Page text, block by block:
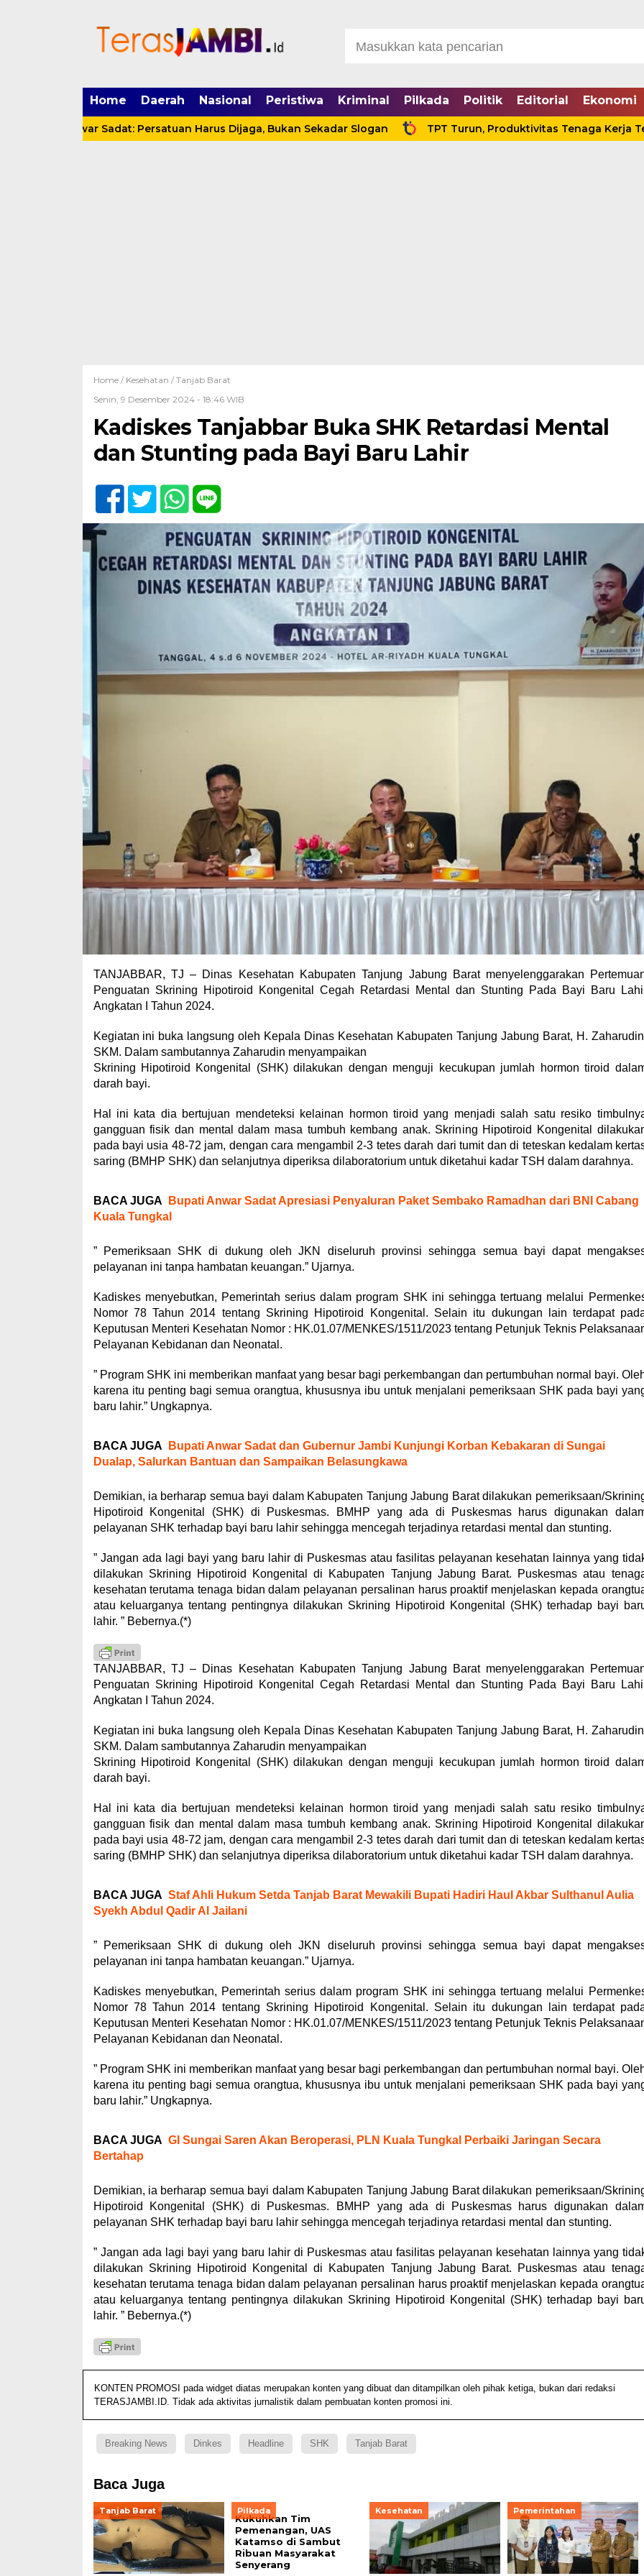
Home Daerah Nasional Peristiwa Kriminal Pilkada Politik Editorial Ekonomi
Sadat: Persatuan Harus Dijaga, Bukan Sekadar Slogan TPT Turun, Produktivitas Tenaga Kerja Tertinggi
Home / Kesehatan / Tanjab Barat
Senin, 9 Desember 2024 - 18:46 WIB
Kadiskes Tanjabbar Buka SHK Retardasi Mental
dan Stunting pada Bayi Baru Lahir
TANJABBAR, TJ – Dinas Kesehatan Kabupaten Tanjung Jabung Barat menyelenggarakan
Penguatan Skrining Hipotiroid Kongenital Cegah Retardasi Mental dan Stunting Pada Bayi Baru
Angkatan I Tahun 2024.
Kegiatan ini buka langsung oleh Kepala Dinas Kesehatan Kabupaten Tanjung Jabung Barat, H.
SKM. Dalam sambutannya Zaharudin menyampaikan
Skrining Hipotiroid Kongenital (SHK) dilakukan dengan menguji kecukupan jumlah hormon tiroid
darah bayi.
Hal ini kata dia bertujuan mendeteksi kelainan hormon tiroid yang menjadi salah satu resiko
gangguan fisik dan mental dalam masa tumbuh kembang anak. Skrining Hipotiroid Kongenital
pada bayi usia 48-72 jam, dengan cara mengambil 2-3 tetes darah dari tumit dan di teteskan kedalam
saring (BMHP SHK) dan selanjutnya diperiksa dilaboratorium untuk diketahui kadar TSH dalam darahnya.
BACA JUGA
Bupati Anwar Sadat Apresiasi Penyaluran Paket Sembako Ramadhan dari BNI Cabang
Kuala Tungkal
” Pemeriksaan SHK di dukung oleh JKN diseluruh provinsi sehingga semua bayi dapat
pelayanan ini tanpa hambatan keuangan.” Ujarnya.
Kadiskes menyebutkan, Pemerintah serius dalam program SHK ini sehingga tertuang melalui
Nomor 78 Tahun 2014 tentang Skrining Hipotiroid Kongenital. Selain itu dukungan lain terdapat
Keputusan Menteri Kesehatan Nomor : HK.01.07/MENKES/1511/2023 tentang Petunjuk Teknis
Pelayanan Kebidanan dan Neonatal.
” Program SHK ini memberikan manfaat yang besar bagi perkembangan dan pertumbuhan normal bayi.
karena itu penting bagi semua orangtua, khususnya ibu untuk menjalani pemeriksaan SHK pada bayi
baru lahir.” Ungkapnya.
BACA JUGA
Bupati Anwar Sadat dan Gubernur Jambi Kunjungi Korban Kebakaran di Sungai
Dualap, Salurkan Bantuan dan Sampaikan Belasungkawa
Demikian, ia berharap semua bayi dalam Kabupaten Tanjung Jabung Barat dilakukan pemeriksaan/
Hipotiroid Kongenital (SHK) di Puskesmas. BMHP yang ada di Puskesmas harus digunakan
pelayanan SHK terhadap bayi baru lahir sehingga mencegah terjadinya retardasi mental dan stunting.
” Jangan ada lagi bayi yang baru lahir di Puskesmas atau fasilitas pelayanan kesehatan lainnya yang
dilakukan Skrining Hipotiroid Kongenital di Kabupaten Tanjung Jabung Barat. Puskesmas atau
kesehatan terutama tenaga bidan dalam pelayanan persalinan harus proaktif menjelaskan kepada
atau keluarganya tentang pentingnya dilakukan Skrining Hipotiroid Kongenital (SHK) terhadap bayi
lahir. ” Bebernya.(*)
TANJABBAR, TJ – Dinas Kesehatan Kabupaten Tanjung Jabung Barat menyelenggarakan
Penguatan Skrining Hipotiroid Kongenital Cegah Retardasi Mental dan Stunting Pada Bayi Baru
Angkatan I Tahun 2024.
Kegiatan ini buka langsung oleh Kepala Dinas Kesehatan Kabupaten Tanjung Jabung Barat, H.
SKM. Dalam sambutannya Zaharudin menyampaikan
Skrining Hipotiroid Kongenital (SHK) dilakukan dengan menguji kecukupan jumlah hormon tiroid
darah bayi.
Hal ini kata dia bertujuan mendeteksi kelainan hormon tiroid yang menjadi salah satu resiko
gangguan fisik dan mental dalam masa tumbuh kembang anak. Skrining Hipotiroid Kongenital
pada bayi usia 48-72 jam, dengan cara mengambil 2-3 tetes darah dari tumit dan di teteskan kedalam
saring (BMHP SHK) dan selanjutnya diperiksa dilaboratorium untuk diketahui kadar TSH dalam darahnya.
BACA JUGA Staf Ahli Hukum Setda Tanjab Barat Mewakili Bupati Hadiri Haul Akbar Sulthanul Aulia
Syekh Abdul Qadir Al Jailani
” Pemeriksaan SHK di dukung oleh JKN diseluruh provinsi sehingga semua bayi dapat
pelayanan ini tanpa hambatan keuangan.” Ujarnya.
Kadiskes menyebutkan, Pemerintah serius dalam program SHK ini sehingga tertuang melalui
Nomor 78 Tahun 2014 tentang Skrining Hipotiroid Kongenital. Selain itu dukungan lain terdapat
Keputusan Menteri Kesehatan Nomor : HK.01.07/MENKES/1511/2023 tentang Petunjuk Teknis
Pelayanan Kebidanan dan Neonatal.
” Program SHK ini memberikan manfaat yang besar bagi perkembangan dan pertumbuhan normal bayi.
karena itu penting bagi semua orangtua, khususnya ibu untuk menjalani pemeriksaan SHK pada bayi
baru lahir.” Ungkapnya.
BACA JUGA GI Sungai Saren Akan Beroperasi, PLN Kuala Tungkal Perbaiki Jaringan Secara
Bertahap
Demikian, ia berharap semua bayi dalam Kabupaten Tanjung Jabung Barat dilakukan pemeriksaan/
Hipotiroid Kongenital (SHK) di Puskesmas. BMHP yang ada di Puskesmas harus digunakan
pelayanan SHK terhadap bayi baru lahir sehingga mencegah terjadinya retardasi mental dan stunting.
” Jangan ada lagi bayi yang baru lahir di Puskesmas atau fasilitas pelayanan kesehatan lainnya yang
dilakukan Skrining Hipotiroid Kongenital di Kabupaten Tanjung Jabung Barat. Puskesmas atau
kesehatan terutama tenaga bidan dalam pelayanan persalinan harus proaktif menjelaskan kepada
atau keluarganya tentang pentingnya dilakukan Skrining Hipotiroid Kongenital (SHK) terhadap bayi
lahir. ” Bebernya.(*)
KONTEN PROMOSI pada widget diatas merupakan konten yang dibuat dan ditampilkan oleh pihak ketiga, bukan dari redaksi
TERASJAMBI.ID. Tidak ada aktivitas jurnalistik dalam pembuatan konten promosi ini.
Breaking News Dinkes Headline SHK Tanjab Barat
Baca Juga
Tanjab Barat Pilkada
Kukuhkan Tim
Pemenangan, UAS
Katamso di Sambut
Ribuan Masyarakat
Senyerang
Kesehatan Pemerintahan